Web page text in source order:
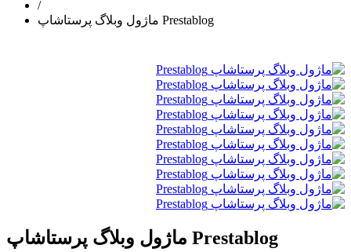
/
ماژول وبلاگ پرستاشاپ Prestablog
ماژول وبلاگ پرستاشاپ Prestablog